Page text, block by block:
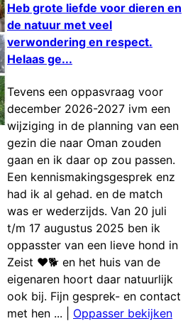
Heb grote liefde voor dieren en
de natuur met veel
verwondering en respect.
Helaas ge...
Tevens een oppasvraag voor
december 2026-2027 ivm een
wijziging in de planning van een
gezin die naar Oman zouden
gaan en ik daar op zou passen.
Een kennismakingsgesprek enz
had ik al gehad. en de match
was er wederzijds. Van 20 juli
t/m 17 augustus 2025 ben ik
oppasster van een lieve hond in
Zeist ❤️🐕 en het huis van de
eigenaren hoort daar natuurlijk
ook bij. Fijn gesprek- en contact
met hen ...
Oppasser bekijken